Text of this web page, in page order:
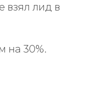
взял лид в
на 30%.